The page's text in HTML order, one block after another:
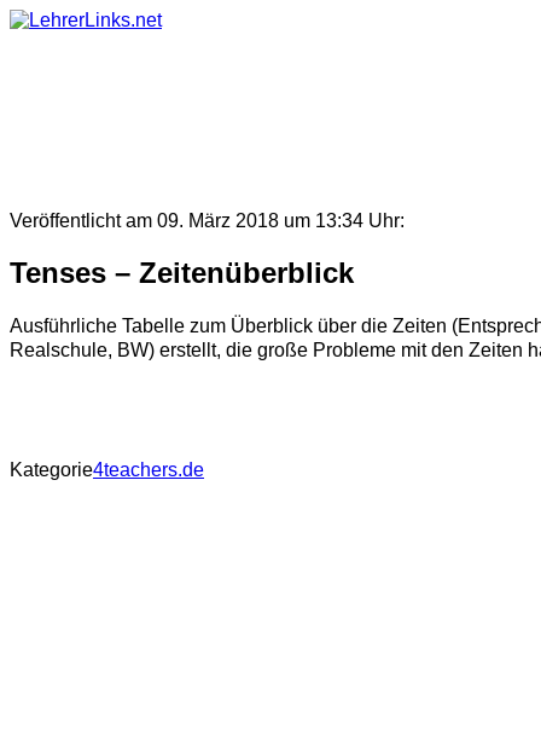
Skip
Veröffentlicht am 09. März 2018 um 13:34 Uhr:
Tenses – Zeitenüberblick
Ausführliche Tabelle zum Überblick über die Zeiten
Realschule, BW) erstellt, die große Probleme mit den Zeiten
Kategorie4teachers.de